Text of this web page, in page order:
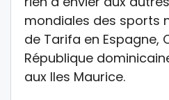
mondiales des sports
de Tarifa en Espagne,
République
aux Iles Maurice.